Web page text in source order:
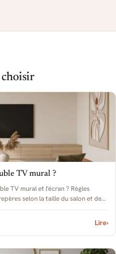
choisir
TV mural ?
TV mural et l'écran ? Règles
selon la taille du salon et de
Lire›